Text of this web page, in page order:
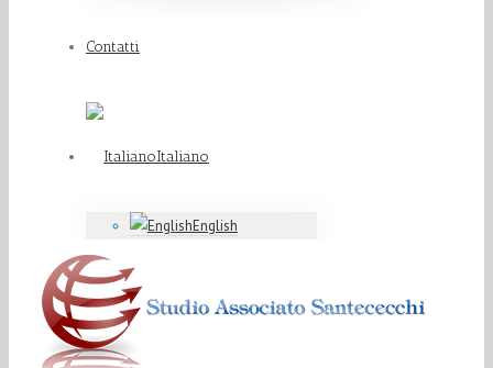
Contatti
Italiano
English